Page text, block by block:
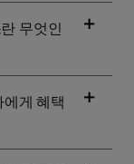
무엇인
게 혜택